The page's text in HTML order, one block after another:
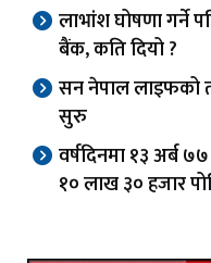
लाभांश घोषणा गर्ने
बैंक, कति दियो ?
सन नेपाल लाइफको
सुरु
वर्षदिनमा १३ अर्ब
१० लाख ३० हजार